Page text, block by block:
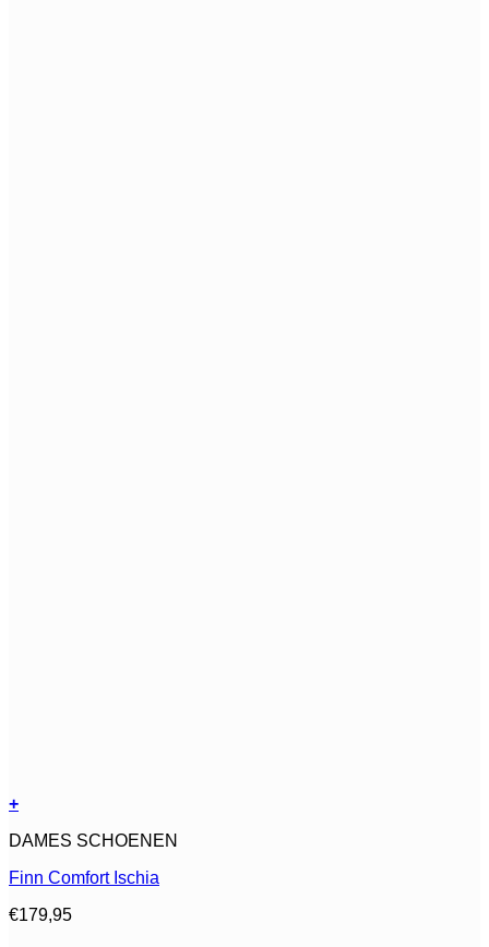
+
product
meerdere
Deze
DAMES SCHOENEN
Finn Comfort Ischia
€179,95